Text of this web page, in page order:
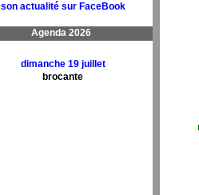
son actualité sur FaceBook
Agenda 2026
dimanche 19 juillet
brocante